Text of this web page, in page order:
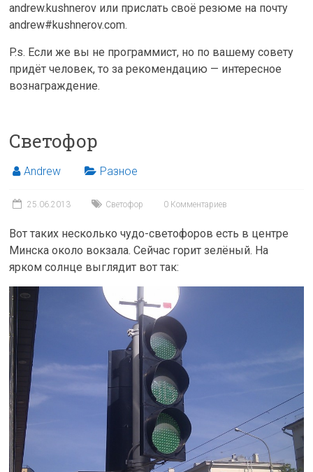
andrew.kushnerov или прислать своё резюме на почту
andrew#kushnerov.com.
P.s. Если же вы не программист, но по вашему совету
придёт человек, то за рекомендацию — интересное
вознаграждение.
Светофор
Andrew Разное
25.06.2013 Светофор 0 Комментариев
Вот таких несколько чудо-светофоров есть в центре
Минска около вокзала. Сейчас горит зелёный. На
ярком солнце выглядит вот так: